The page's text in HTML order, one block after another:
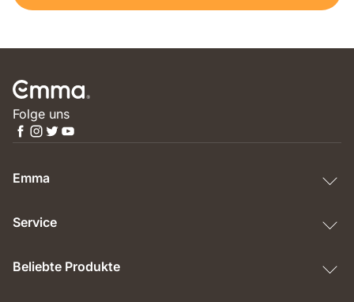
Folge uns
Emma
Service
Beliebte Produkte